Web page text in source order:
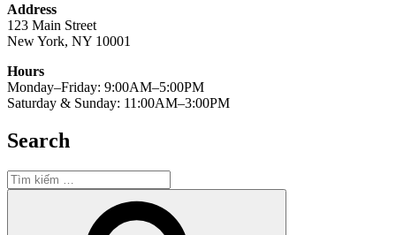
Address
123 Main Street
New York, NY 10001
Hours
Monday–Friday: 9:00AM–5:00PM
Saturday & Sunday: 11:00AM–3:00PM
Search
Tìm
kiếm: